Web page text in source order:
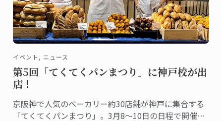
イベント, ニュース
第5回「てくてくパンまつり」に神戸校が出
店！
京阪神で人気のベーカリー約30店舗が神戸に集合する
「てくてくパンまつり」。3月8～10日の日程で開催さ